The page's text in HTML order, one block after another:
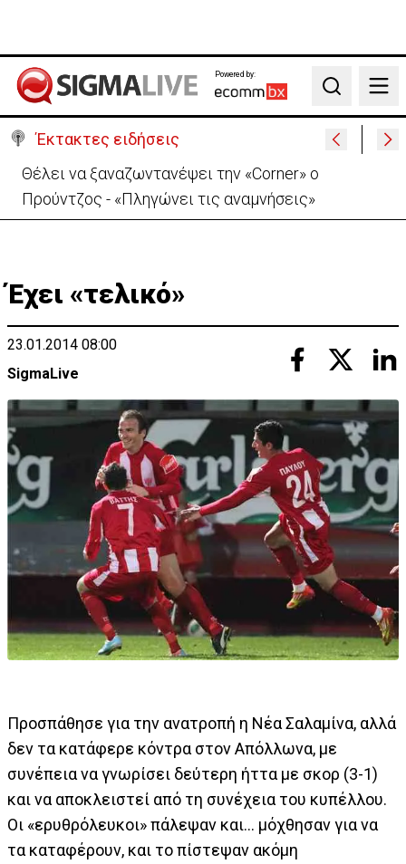
Powered by:
Search
Έκτακτες ειδήσεις
Θέλει να ξαναζωντανέψει την «Corner» o
Προύντζος - «Πληγώνει τις αναμνήσεις»
Έχει «τελικό»
23.01.2014 08:00
SigmaLive
Προσπάθησε για την ανατροπή η Νέα Σαλαμίνα, αλλά
δεν τα κατάφερε κόντρα στον Απόλλωνα, με
συνέπεια να γνωρίσει δεύτερη ήττα με σκορ (3-1)
και να αποκλειστεί από τη συνέχεια του κυπέλλου.
Οι «ερυθρόλευκοι» πάλεψαν και… μόχθησαν για να
τα καταφέρουν, και το πίστεψαν ακόμη